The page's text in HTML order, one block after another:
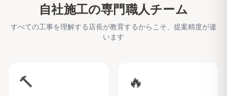
自社施工の専門職人チーム
すべての工事を理解する店長が教育するからこそ、提案精度が違
います
🔨 🔥